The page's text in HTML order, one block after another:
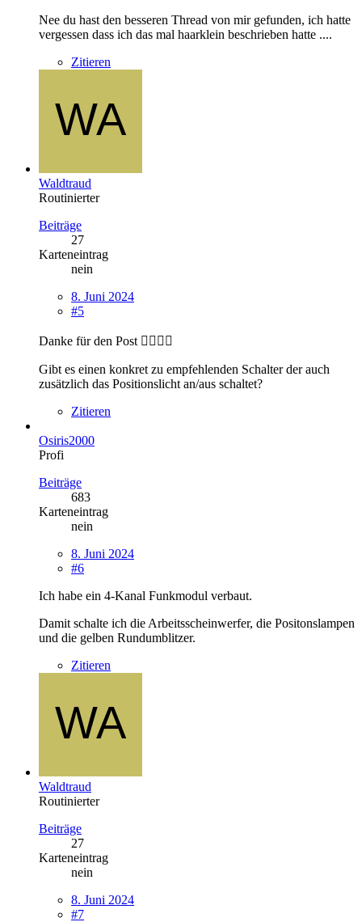
Nee du hast den besseren Thread von mir gefunden, ich hatte
vergessen dass ich das mal haarklein beschrieben hatte ....
Zitieren
Waldtraud
Routinierter
Beiträge
27
Karteneintrag
nein
8. Juni 2024
#5
Danke für den Post 👍🏻👍🏻
Gibt es einen konkret zu empfehlenden Schalter der auch
zusätzlich das Positionslicht an/aus schaltet?
Zitieren
Osiris2000
Profi
Beiträge
683
Karteneintrag
nein
8. Juni 2024
#6
Ich habe ein 4-Kanal Funkmodul verbaut.
Damit schalte ich die Arbeitsscheinwerfer, die Positonslampen
und die gelben Rundumblitzer.
Zitieren
Waldtraud
Routinierter
Beiträge
27
Karteneintrag
nein
8. Juni 2024
#7